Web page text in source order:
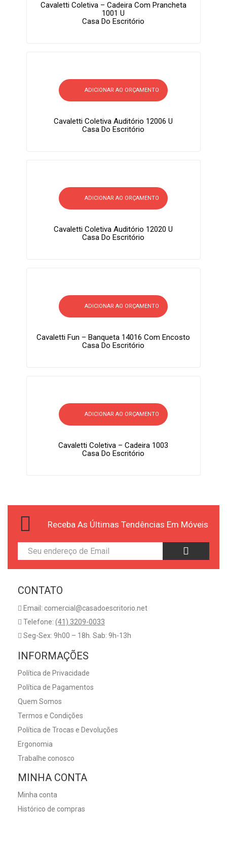
Cavaletti Coletiva – Cadeira Com Prancheta
1001 U
Casa Do Escritório
ADICIONAR AO ORÇAMENTO
Cavaletti Coletiva Auditório 12006 U
Casa Do Escritório
ADICIONAR AO ORÇAMENTO
Cavaletti Coletiva Auditório 12020 U
Casa Do Escritório
ADICIONAR AO ORÇAMENTO
Cavaletti Fun – Banqueta 14016 Com Encosto
Casa Do Escritório
ADICIONAR AO ORÇAMENTO
Cavaletti Coletiva – Cadeira 1003
Casa Do Escritório
Receba As Últimas Tendências Em Móveis
CONTATO
Email: comercial@casadoescritorio.net
Telefone: (41) 3209-0033
Seg-Sex: 9h00 – 18h. Sab: 9h-13h
INFORMAÇÕES
Política de Privacidade
Política de Pagamentos
Quem Somos
Termos e Condições
Política de Trocas e Devoluções
Ergonomia
Trabalhe conosco
MINHA CONTA
Minha conta
Histórico de compras